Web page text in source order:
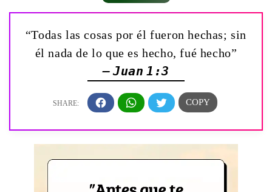
“Todas las cosas por él fueron hechas; sin
él nada de lo que es hecho, fué hecho”
— Juan 1:3